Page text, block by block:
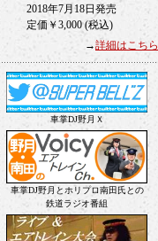
2018年7月18日発売
定価￥3,000 (税込)
→詳細はこちら
車掌DJ野月Ｘ
車掌DJ野月とホリプロ南田氏との
鉄道ラジオ番組